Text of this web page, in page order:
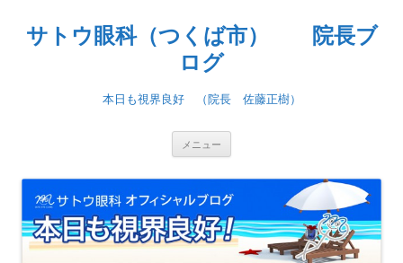
テ
ン
サトウ眼科（つくば市） 院長ブ
ログ
本日も視界良好 （院長 佐藤正樹）
メニュー